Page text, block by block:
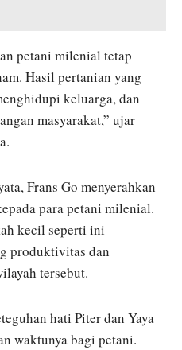
petani milenial tetap
Hasil pertanian yang
keluarga, dan
masyarakat,” ujar
Frans Go menyerahkan
para petani milenial.
kecil seperti ini
produktivitas dan
tersebut.
hati Piter dan Yaya
waktunya bagi petani.